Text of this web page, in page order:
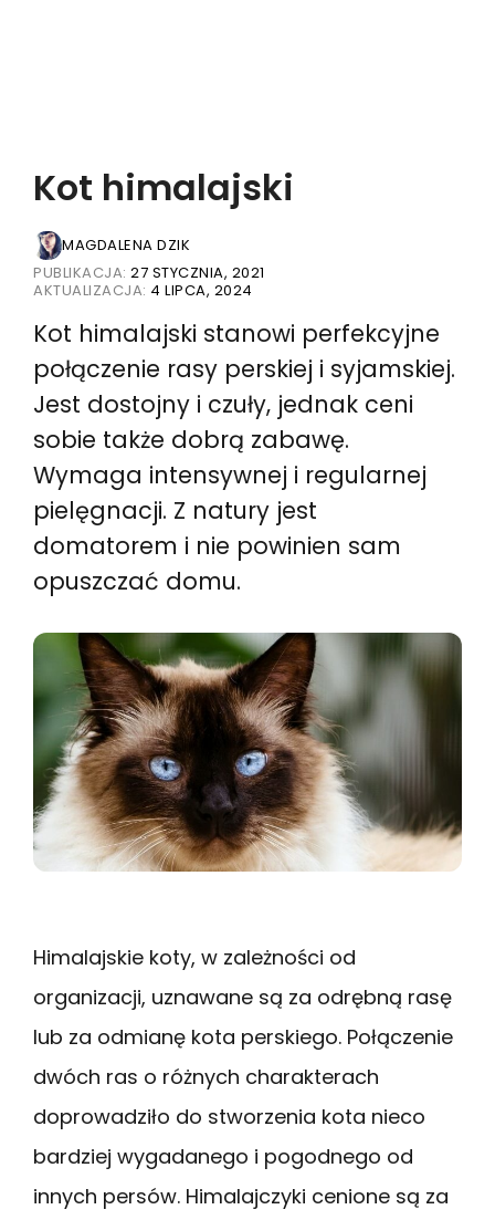
Kot himalajski
MAGDALENA DZIK
PUBLIKACJA: 27 STYCZNIA, 2021
AKTUALIZACJA: 4 LIPCA, 2024
Kot himalajski stanowi perfekcyjne
połączenie rasy perskiej i syjamskiej.
Jest dostojny i czuły, jednak ceni
sobie także dobrą zabawę.
Wymaga intensywnej i regularnej
pielęgnacji. Z natury jest
domatorem i nie powinien sam
opuszczać domu.
Himalajskie koty, w zależności od
organizacji, uznawane są za odrębną rasę
lub za odmianę kota perskiego. Połączenie
dwóch ras o różnych charakterach
doprowadziło do stworzenia kota nieco
bardziej wygadanego i pogodnego od
innych persów. Himalajczyki cenione są za